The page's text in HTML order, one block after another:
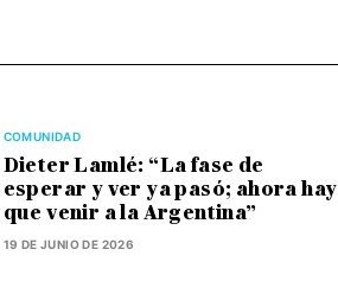
COMUNIDAD
Dieter Lamlé: “La fase de
esperar y ver ya pasó; ahora hay
que venir a la Argentina”
19 DE JUNIO DE 2026